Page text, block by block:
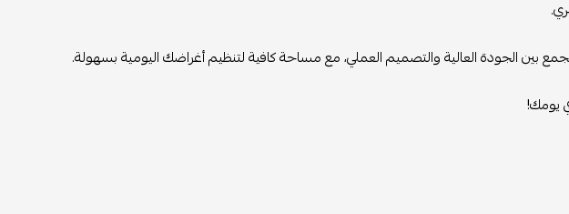
الجودة العالية والتصميم العملي، مع مساحة كافية لتنظيم أغراضك اليومية بسهولة.